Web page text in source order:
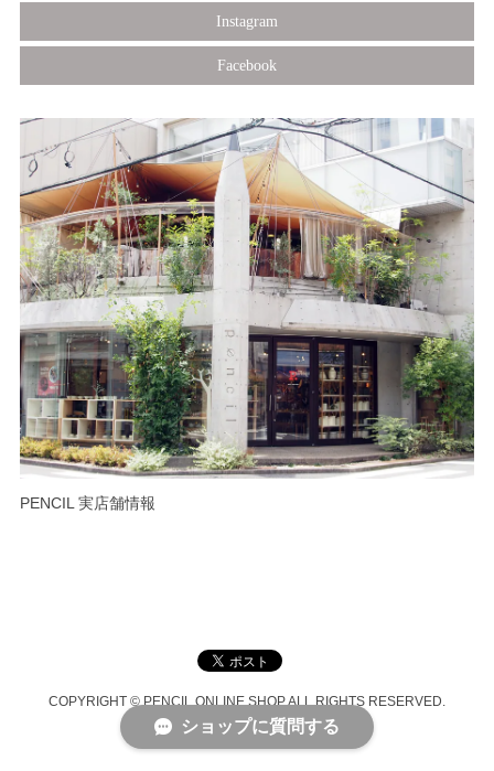
Instagram
Facebook
PENCIL 実店舗情報
COPYRIGHT © PENCIL ONLINE SHOP ALL RIGHTS RESERVED.
ショップに質問する